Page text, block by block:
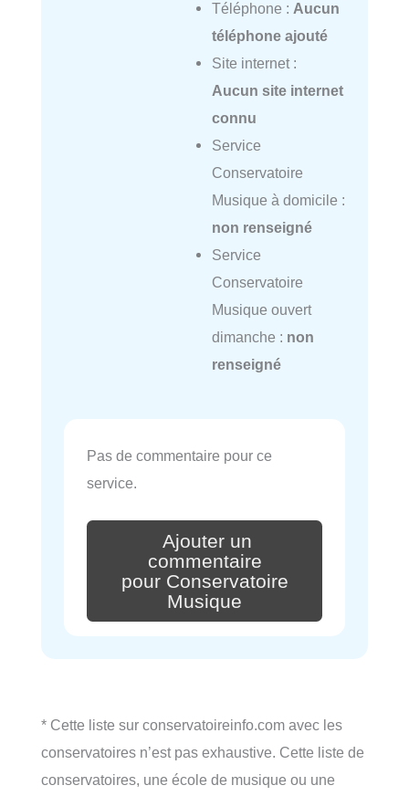
Téléphone : Aucun
téléphone ajouté
Site internet :
Aucun site internet
connu
Service
Conservatoire
Musique à domicile :
non renseigné
Service
Conservatoire
Musique ouvert
dimanche : non
renseigné
Pas de commentaire pour ce
service.
Ajouter un
commentaire
pour Conservatoire
Musique
* Cette liste sur conservatoireinfo.com avec les
conservatoires n’est pas exhaustive. Cette liste de
conservatoires, une école de musique ou une